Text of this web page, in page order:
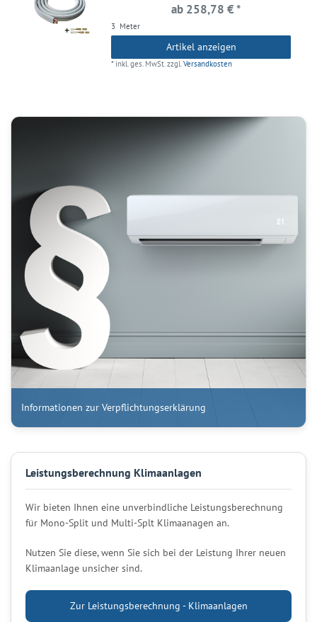
ab 258,78 € *
3 Meter
Artikel anzeigen
* inkl. ges. MwSt.zzgl.Versandkosten
Informationen zur Verpflichtungserklärung
Leistungsberechnung Klimaanlagen
Wir bieten Ihnen eine unverbindliche Leistungsberechnung
für Mono-Split und Multi-Splt Klimaanagen an.
Nutzen Sie diese, wenn Sie sich bei der Leistung Ihrer neuen
Klimaanlage unsicher sind.
Zur Leistungsberechnung - Klimaanlagen